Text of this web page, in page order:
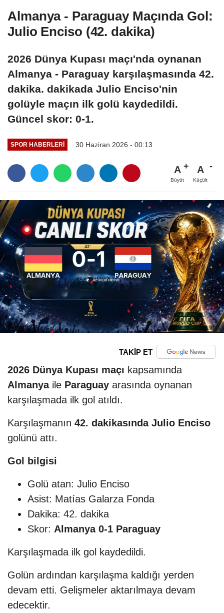
Almanya - Paraguay Maçında Gol:
Julio Enciso (42. dakika)
2026 Dünya Kupası maçı'nda oynanan
Almanya - Paraguay karşılaşmasında 42.
dakika. dakikada Julio Enciso'nin
golüyle maçın ilk golü kaydedildi.
Güncel skor: 0-1.
SPOR HABERLERI 30 Haziran 2026 - 00:13
A
Büyüt
A
Küçült
TAKİP ET
2026 Dünya Kupası maçı kapsamında
Almanyaile Paraguay arasında oynanan
karşılaşmada ilk gol atıldı.
Karşılaşmanın 42. dakikasında Julio Enciso
golünü attı.
Gol bilgisi
Golü atan: Julio Enciso
Asist: Matías Galarza Fonda
Dakika: 42. dakika
Skor: Almanya 0-1 Paraguay
Karşılaşmada ilk gol kaydedildi.
Golün ardından karşılaşma kaldığı yerden
devam etti. Gelişmeler aktarılmaya devam
edecektir.